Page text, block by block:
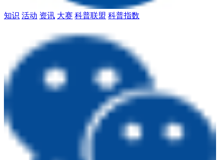
知识 活动 资讯 大赛 科普联盟 科普指数